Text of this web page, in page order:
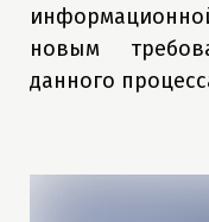
новым
данного